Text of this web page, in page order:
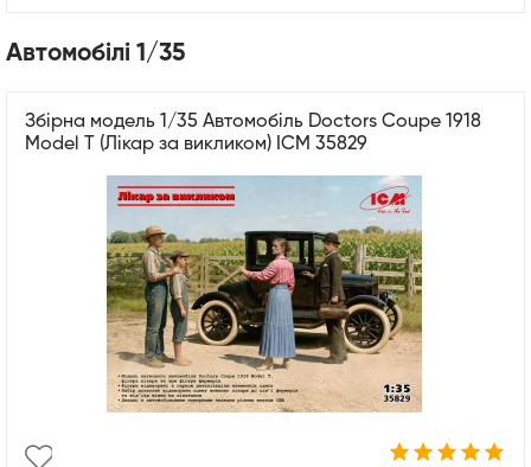
Автомобілі 1/35
Збірна модель 1/35 Автомобіль Doctors Coupe 1918
Model T (Лікар за викликом) ICM 35829